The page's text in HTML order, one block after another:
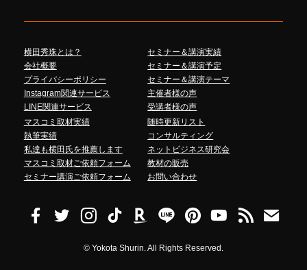
横田秀珠とは？
会社概要
プライバシーポリシー
Instagram関連サービス
LINE関連サービス
セミナー＆講演実績
セミナー＆講演予定
セミナー＆講演テーマ
主催者様の声
受講者様の声
マスコミ取材実績
執筆実績
私達も横田氏を推薦します
マスコミ取材ご依頼フォーム
セミナー講演ご依頼フォーム
随時更新リスト
コンサルティング
ネットビジネス研究会
教材の販売
お問い合わせ
© Yokota Shurin. All Rights Reserved.